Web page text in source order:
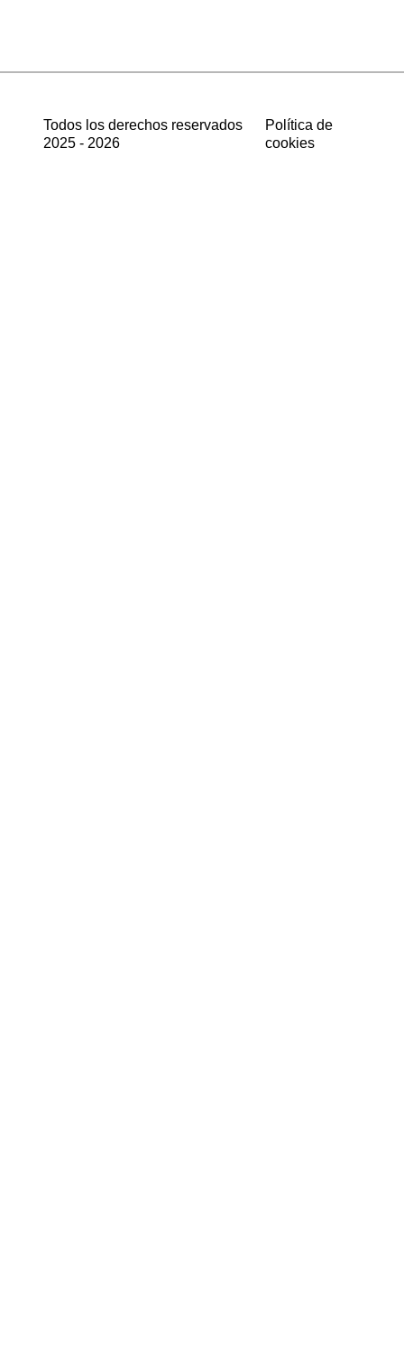
Todos los derechos reservados
2025 - 2026
Política de
cookies